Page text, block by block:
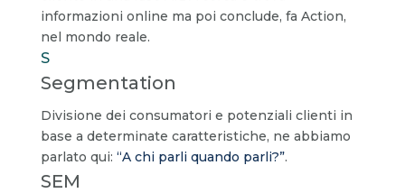
informazioni online ma poi conclude, fa Action,
nel mondo reale.
S
Segmentation
Divisione dei consumatori e potenziali clienti in
base a determinate caratteristiche, ne abbiamo
parlato qui: “A chi parli quando parli?”.
SEM